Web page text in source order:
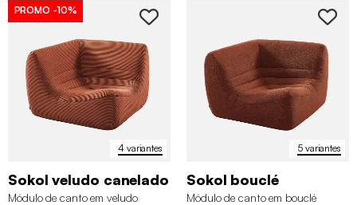
4 variantes
PROMO -10%
Sokol veludo canelado
Módulo de canto em veludo
5 variantes
Sokol bouclé
Módulo de canto em bouclé